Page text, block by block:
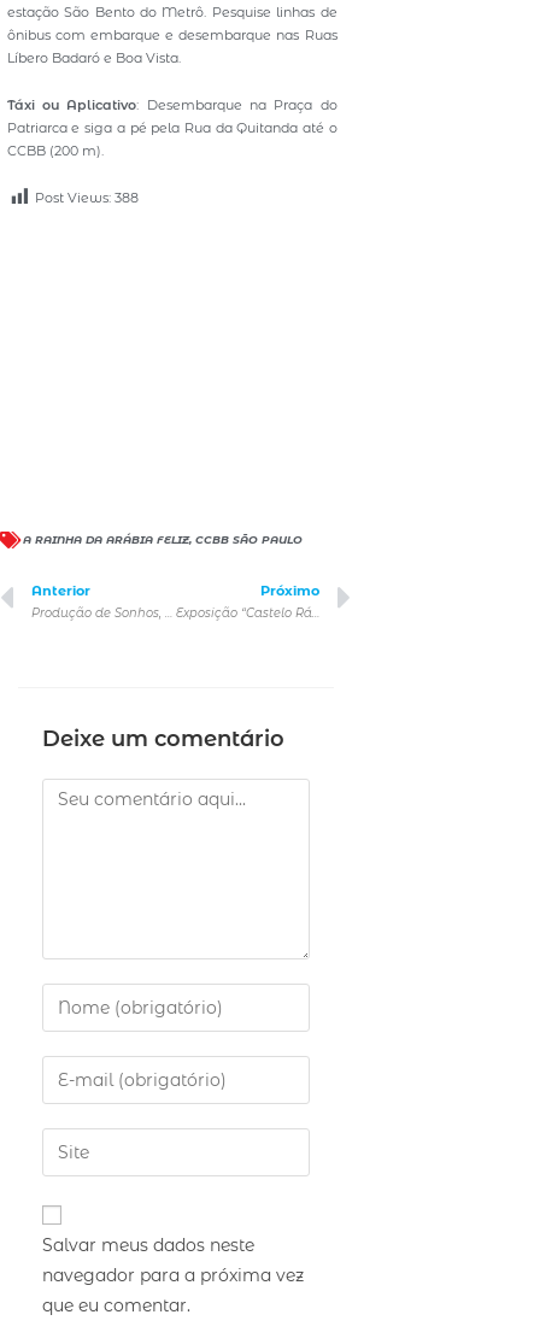
estação São Bento do Metrô. Pesquise linhas de
ônibus com embarque e desembarque nas Ruas
Líbero Badaró e Boa Vista.
Táxi ou Aplicativo: Desembarque na Praça do
Patriarca e siga a pé pela Rua da Quitanda até o
CCBB (200 m).
Post Views: 388
A RAINHA DA ARÁBIA FELIZ, CCBB SÃO PAULO
Anterior Próximo
Deixe um comentário
Salvar meus dados neste
navegador para a próxima vez
que eu comentar.